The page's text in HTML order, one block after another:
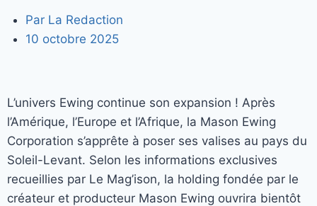
ParLa Redaction
10 octobre 2025
L’univers Ewing continue son expansion ! Après
l’Amérique, l’Europe et l’Afrique, la Mason Ewing
Corporation s’apprête à poser ses valises au pays du
Soleil-Levant. Selon les informations exclusives
recueillies par Le Mag’ison, la holding fondée par le
créateur et producteur Mason Ewing ouvrira bientôt